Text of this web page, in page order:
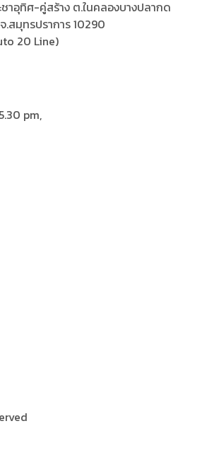
าอุทิศ-คู่สร้าง ต.ในคลองบางปลากด
.สมุทรปราการ 10290
20 Line)
pm,